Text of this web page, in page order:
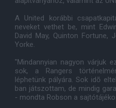
A United korábbi
neveket vethet be, mint
David May, Quinton Fortune,
Yorke.
"Mindannyian nagyon várjuk
sok, a Rangers
léphetünk pályára. Sok idõ
ban játszottam, de mindig
- mondta Robson a